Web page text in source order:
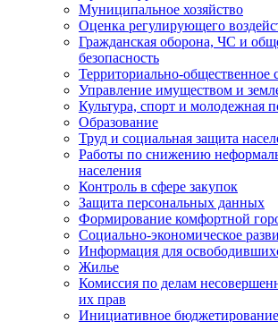
Муниципальное хозяйство
Оценка регулирующего
Гражданская оборона, ЧС и
безопасность
Территориально-общественное
Управление имуществом и
Культура, спорт и молодежная
Образование
Труд и социальная защита
Работы по снижению
населения
Контроль в сфере закупок
Защита персональных данных
Формирование комфортной
Социально-экономическое
Информация для
Жилье
Комиссия по делам
их прав
Инициативное бюджетирование